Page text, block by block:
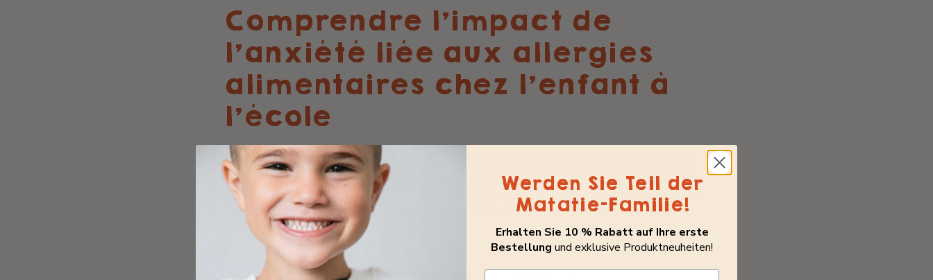
Comprendre l'impact de
l'anxiété liée aux allergies
alimentaires chez l'enfant à
l'école
L'anxiété liée aux allergies alimentaires peut transformer le quotidien scolaire d'un
enfant en véritable parcours du combattant. Dès l'entrée dans la cour de récréation,
il doit scruter chaque goûter échangé pour s'assurer qu'aucun allergène ne s'y cache.
Cette vigilance constante est épuisante et peut engendrer une anxiété insidieuse,
perturbant sa concentration en classe.
Werden Sie Teil der
Matatie-Familie!
Erhalten Sie 10 % Rabatt auf Ihre erste
Bestellung und exklusive Produktneuheiten!
E-Mail